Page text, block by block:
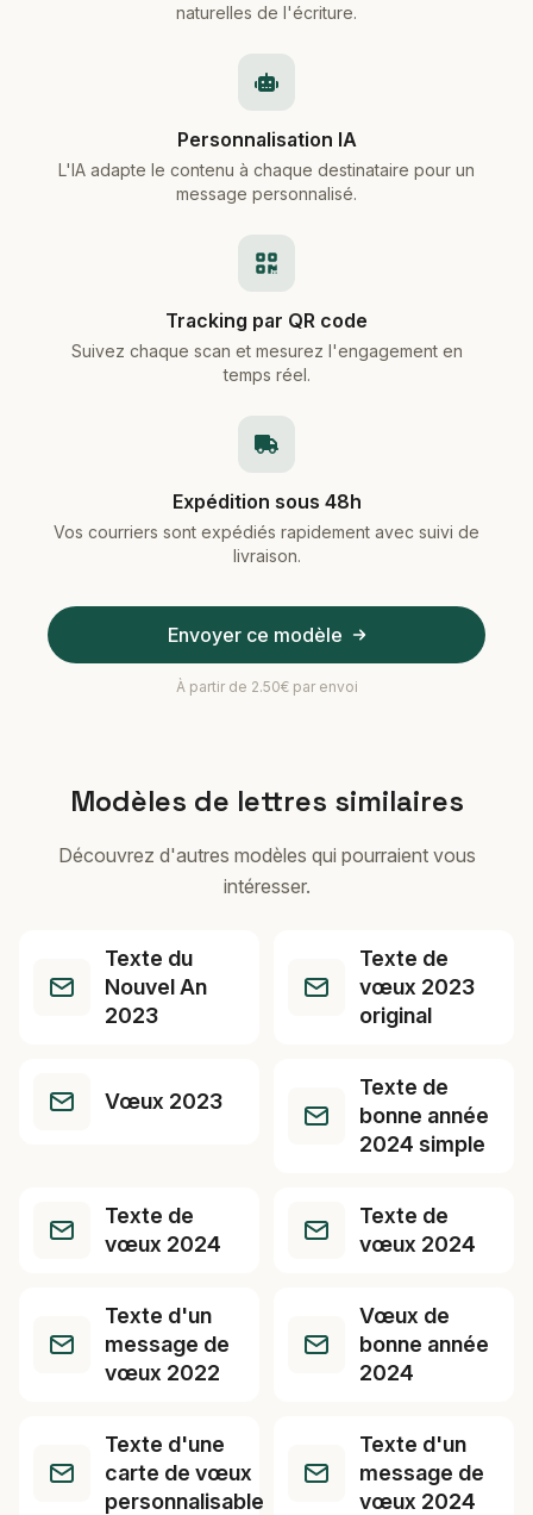
naturelles de l'écriture.
Personnalisation IA
L'IA adapte le contenu à chaque destinataire pour un
message personnalisé.
Tracking par QR code
Suivez chaque scan et mesurez l'engagement en
temps réel.
Expédition sous 48h
Vos courriers sont expédiés rapidement avec suivi de
livraison.
Envoyer ce modèle
À partir de 2.50€ par envoi
Modèles de lettres similaires
Découvrez d'autres modèles qui pourraient vous
intéresser.
Texte du
Nouvel An
2023
Texte de
vœux 2023
original
Vœux 2023
Texte de
bonne année
2024 simple
Texte de
vœux 2024
Texte de
vœux 2024
Texte d'un
message de
vœux 2022
Vœux de
bonne année
2024
Texte d'une
carte de vœux
personnalisable
Texte d'un
message de
vœux 2024